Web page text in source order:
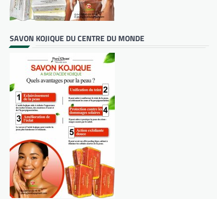
SAVON KOJIQUE DU CENTRE DU MONDE